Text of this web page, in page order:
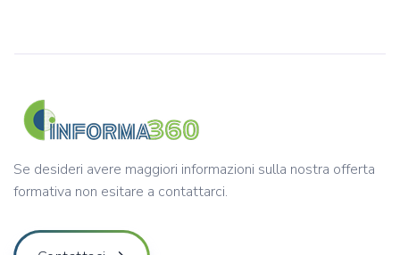
Se desideri avere maggiori informazioni sulla nostra offerta
formativa non esitare a contattarci.